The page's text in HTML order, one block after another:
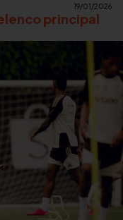
19/01/2026
principal